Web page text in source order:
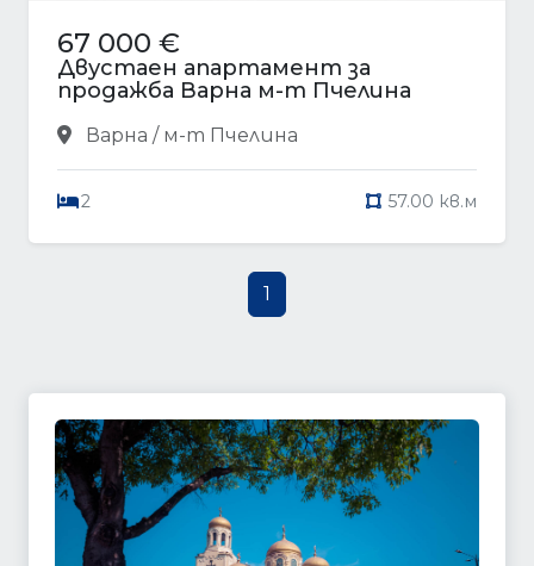
67 000 €
Двустаен апартамент за
продажба Варна м-т Пчелина
Варна / м-т Пчелина
2 57.00 кв.м
1